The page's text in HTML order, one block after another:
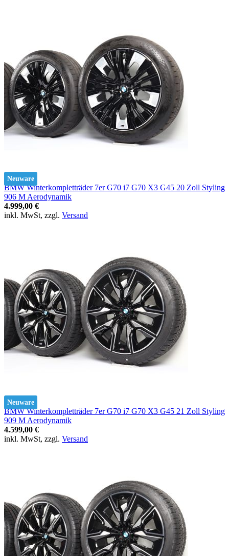
Neuware
BMW Winterkompletträder 7er G70 i7 G70 X3 G45 20 Zoll Styling
906 M Aerodynamik
4.999,00 €
inkl. MwSt, zzgl. Versand
Neuware
BMW Winterkompletträder 7er G70 i7 G70 X3 G45 21 Zoll Styling
909 M Aerodynamik
4.599,00 €
inkl. MwSt, zzgl. Versand